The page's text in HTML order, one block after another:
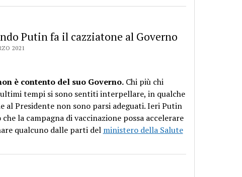
Putin fa il cazziatone al Governo
2021
è contento del suo Governo.Chi più chi
tempi si sono sentiti interpellare, in qualche
al Presidente non sono parsi adeguati. Ieri Putin
la campagna di vaccinazione possa accelerare
qualcuno dalle parti del ministero della Salute